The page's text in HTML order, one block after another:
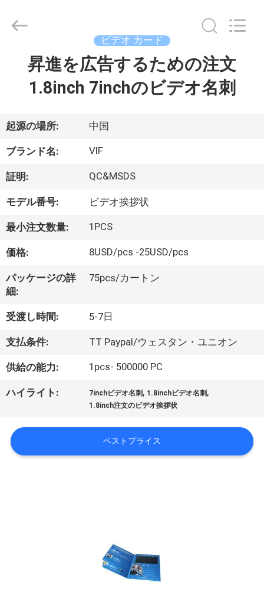
品
私
達
に
い
て
場
旅
行
品
2014
Videoinfolder
Technology
ビデオ カード
昇進を広告するための注文
1.8inch 7inchのビデオ名刺
起源の場所: 中国
ブランド名: VIF
証明: QC&MSDS
モデル番号: ビデオ挨拶状
最小注文数量: 1PCS
価格: 8USD/pcs -25USD/pcs
パッケージの詳
細:
75pcs/カートン
受渡し時間: 5-7日
支払条件: TT Paypal/ウェスタン・ユニオン
供給の能力: 1pcs- 500000 PC
ハイライト: 7inchビデオ名刺 , 1.8inchビデオ名刺 ,
1.8inch注文のビデオ挨拶状
ベストプライス